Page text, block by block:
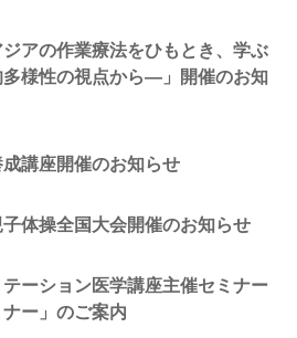
アの作業療法をひもとき、学ぶ
様性の視点から―」開催のお知
講座開催のお知らせ
体操全国大会開催のお知らせ
ーション医学講座主催セミナー
ナー」のご案内